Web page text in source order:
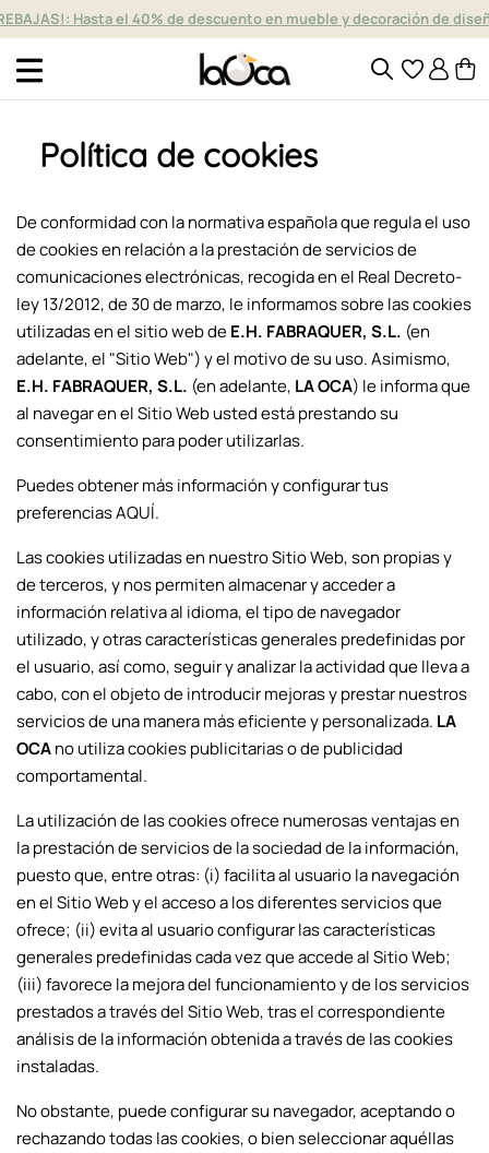
Hasta el 40% de descuento en mueble y decoración de
Política de cookies
De conformidad con la normativa española que regula el uso
de cookies en relación a la prestación de servicios de
comunicaciones electrónicas, recogida en el Real Decreto-
ley 13/2012, de 30 de marzo, le informamos sobre las cookies
utilizadas en el sitio web deE.H. FABRAQUER, S.L. (en
adelante, el "Sitio Web") y el motivo de su uso. Asimismo,
E.H. FABRAQUER, S.L. (en adelante, LA OCA) le informa que
al navegar en el Sitio Web usted está prestando su
consentimiento para poder utilizarlas.
Puedes obtener más información y configurar tus
preferencias AQUÍ.
Las cookies utilizadas en nuestro Sitio Web, son propias y
de terceros, y nos permiten almacenar y acceder a
información relativa al idioma, el tipo de navegador
utilizado, y otras características generales predefinidas por
el usuario, así como, seguir y analizar la actividad que lleva a
cabo, con el objeto de introducir mejoras y prestar nuestros
servicios de una manera más eficiente y personalizada. LA
OCAno utiliza cookies publicitarias o de publicidad
comportamental.
La utilización de las cookies ofrece numerosas ventajas en
la prestación de servicios de la sociedad de la información,
puesto que, entre otras: (i) facilita al usuario la navegación
en el Sitio Web y el acceso a los diferentes servicios que
ofrece; (ii) evita al usuario configurar las características
generales predefinidas cada vez que accede al Sitio Web;
(iii) favorece la mejora del funcionamiento y de los servicios
prestados a través del Sitio Web, tras el correspondiente
análisis de la información obtenida a través de las cookies
instaladas.
No obstante, puede configurar su navegador, aceptando o
rechazando todas las cookies, o bien seleccionar aquéllas